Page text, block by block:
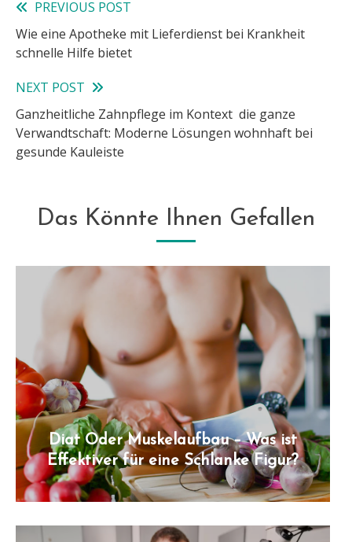
Read
more
PREVIOUS POST
Wie eine Apotheke mit Lieferdienst bei Krankheit
schnelle Hilfe bietet
NEXT POST
Ganzheitliche Zahnpflege im Kontext die ganze
Verwandtschaft: Moderne Lösungen wohnhaft bei
gesunde Kauleiste
Das Könnte Ihnen Gefallen
Diat Oder Muskelaufbau – Was ist
Effektiver für eine Schlanke Figur?